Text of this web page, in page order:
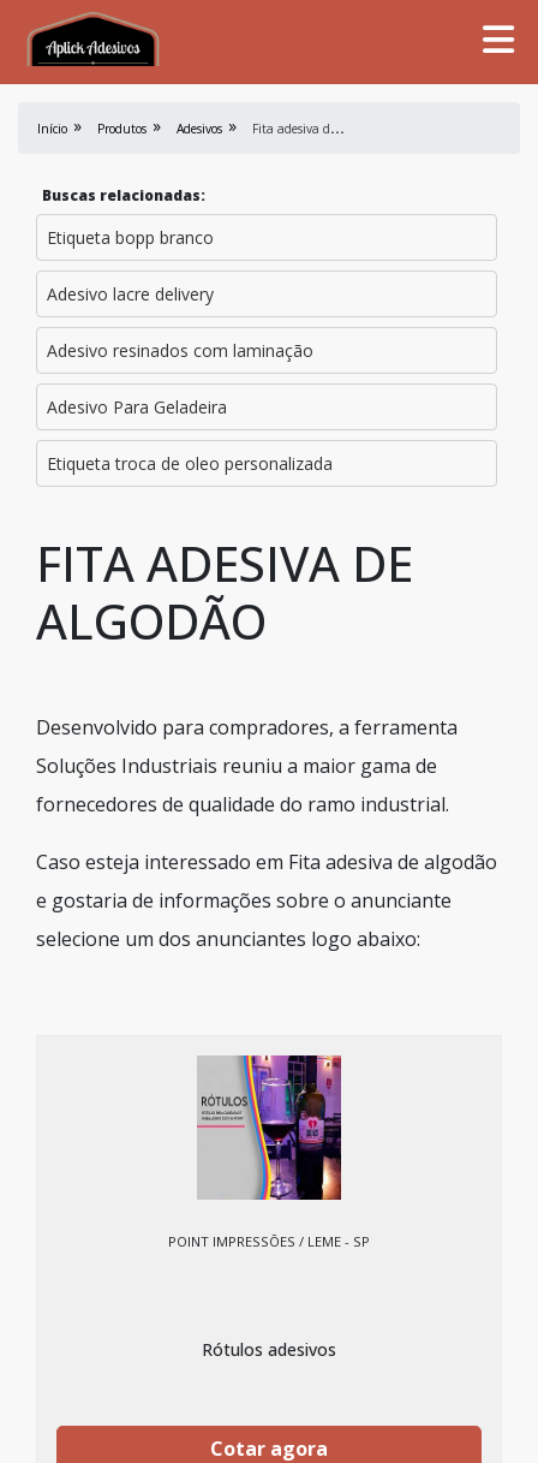
Início Produtos Adesivos F
ita adesiva de algodão
Buscas relacionadas:
Etiqueta bopp branco
Adesivo lacre delivery
Adesivo resinados com laminação
Adesivo Para Geladeira
Etiqueta troca de oleo personalizada
FITA ADESIVA DE
ALGODÃO
Desenvolvido para compradores, a ferramenta
Soluções Industriais reuniu a maior gama de
fornecedores de qualidade do ramo industrial.
Caso esteja interessado em Fita adesiva de algodão
e gostaria de informações sobre o anunciante
selecione um dos anunciantes logo abaixo:
POINT IMPRESSÕES / LEME - SP
Rótulos adesivos
Cotar agora